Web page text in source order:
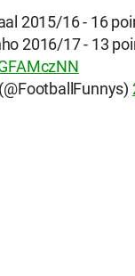
2015/16 - 16
2016/17 - 13